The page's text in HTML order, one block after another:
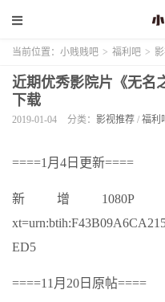
当前位置： 小贱贱吧 > 福利吧 >
近期优秀影院片《无名
下载
2019-01-04 分类： 影视推荐 / 福利
====1月4日更新====
新增1080P
ED5
====11月20日 原帖====